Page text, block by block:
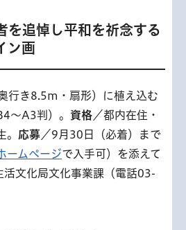
を追悼し平和を祈念する
ン画
行き8.5m・扇形）に植え込む
～A3判）。 資格 ／都内在住・
。 応募 ／9月30日（必着）まで
ームページで入手可）を添えて
文化局文化事業課（電話03-